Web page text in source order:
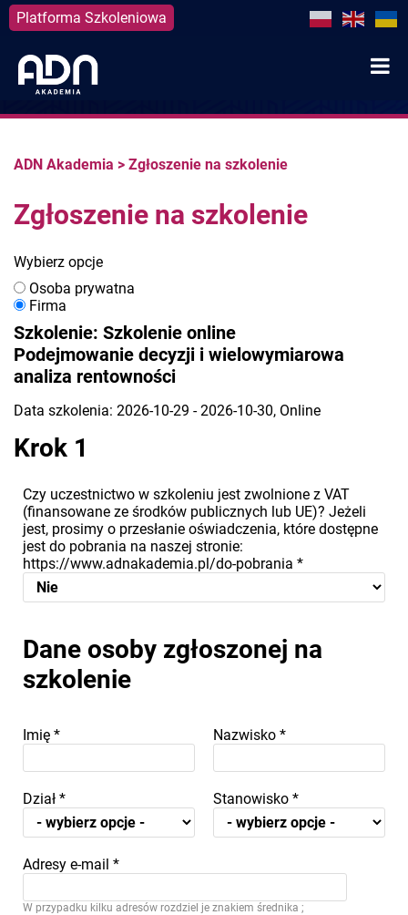
Platforma Szkoleniowa
content
ADN Akademia > Zgłoszenie na szkolenie
Zgłoszenie na szkolenie
Wybierz opcje
Osoba prywatna
Firma
Szkolenie: Szkolenie online
Podejmowanie decyzji i wielowymiarowa
analiza rentowności
Data szkolenia: 2026-10-29 - 2026-10-30, Online
Krok 1
Czy uczestnictwo w szkoleniu jest zwolnione z VAT
(finansowane ze środków publicznych lub UE)? Jeżeli
jest, prosimy o przesłanie oświadczenia, które dostępne
jest do pobrania na naszej stronie:
https://www.adnakademia.pl/do-pobrania *
Dane osoby zgłoszonej na
szkolenie
Imię * Nazwisko *
Dział * Stanowisko *
Adresy e-mail *
W przypadku kilku adresów rozdziel je znakiem średnika ;